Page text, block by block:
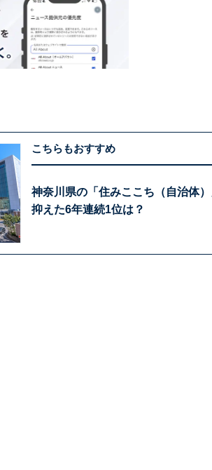
こちらもおすすめ
神奈川県の「住みここち（自治体
抑えた6年連続1位は？